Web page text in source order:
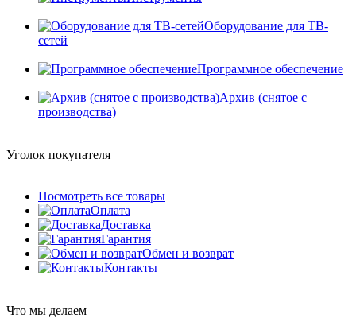
Оборудование для ТВ-
сетей
Программное обеспечение
Архив (снятое с
производства)
Уголок покупателя
Посмотреть все товары
Оплата
Доставка
Гарантия
Обмен и возврат
Контакты
Что мы делаем